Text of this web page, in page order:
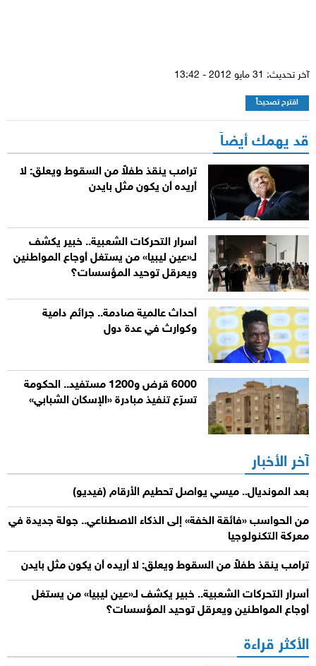
آخر تحديث: 31 مايو 2012 - 13:42
اقترح تصحيحاً
قد يهمك أيضاً
ترامب ينقذ طفلاً من السقوط ويعلق: لا
أريده أن يكون مثل بايدن
أسرار التحركات الشعبية.. خبير يكشف
لـ«عين ليبيا» من يستغل أوجاع المواطنين
ويعرقل توحيد المؤسسات؟
أحداث عالمية صادمة.. جرائم دامية
وكوارث في عدة دول
6000 قرض و1200 مستفيد.. الحكومة
تسرّع تنفيذ مبادرة «الإسكان الشبابي»
آخر الأخبار
بعد المونديال.. ميسي يواصل تحطيم الأرقام (فيديو)
من الحواسب «فائقة الخفة» إلى الذكاء الاصطناعي.. جولة جديدة في
معركة التكنولوجيا
ترامب ينقذ طفلاً من السقوط ويعلق: لا أريده أن يكون مثل بايدن
أسرار التحركات الشعبية.. خبير يكشف لـ«عين ليبيا» من يستغل
أوجاع المواطنين ويعرقل توحيد المؤسسات؟
الأكثر قراءة